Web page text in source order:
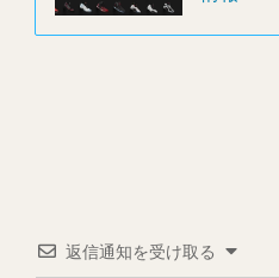
返信通知を受け取る